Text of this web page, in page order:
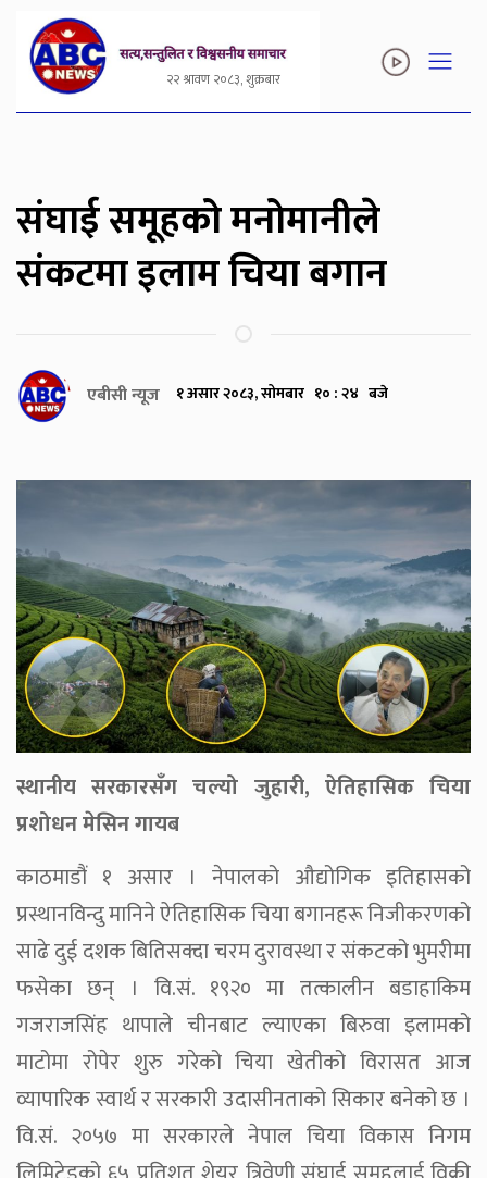
२२ श्रावण २०८३, शुक्रबार
संघाई समूहको मनोमानीले
संकटमा इलाम चिया बगान
एबीसी न्यूज १ असार २०८३, सोमबार १० : २४ बजे
स्थानीय सरकारसँग चल्यो जुहारी, ऐतिहासिक चिया
प्रशोधन मेसिन गायब
काठमाडौं १ असार । नेपालको औद्योगिक इतिहासको
प्रस्थानविन्दु मानिने ऐतिहासिक चिया बगानहरू निजीकरणको
साढे दुई दशक बितिसक्दा चरम दुरावस्था र संकटको भुमरीमा
फसेका छन् । वि.सं. १९२० मा तत्कालीन बडाहाकिम
गजराजसिंह थापाले चीनबाट ल्याएका बिरुवा इलामको
माटोमा रोपेर शुरु गरेको चिया खेतीको विरासत आज
व्यापारिक स्वार्थ र सरकारी उदासीनताको सिकार बनेको छ ।
वि.सं. २०५७ मा सरकारले नेपाल चिया विकास निगम